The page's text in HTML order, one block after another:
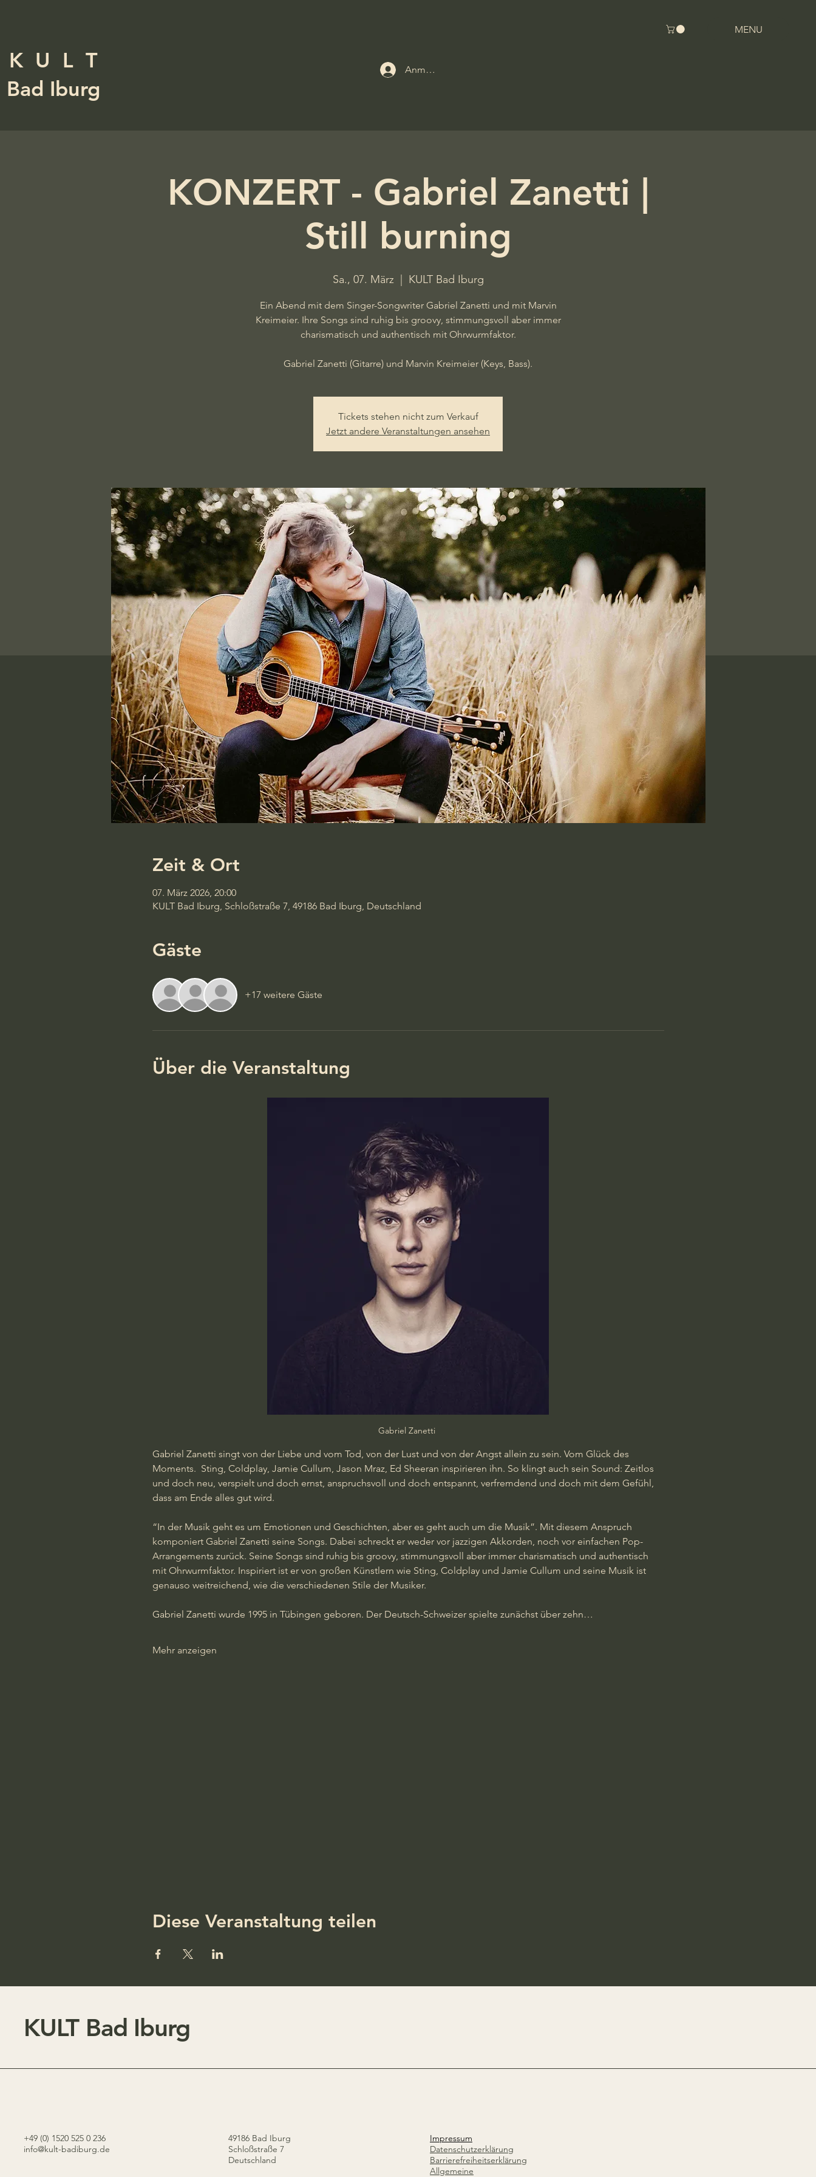
K U L T
Bad Iburg
MENU
Anmelden
KONZERT - Gabriel Zanetti |
Still burning
Sa., 07. März
  |
KULT Bad Iburg
Ein Abend mit dem Singer-Songwriter Gabriel Zanetti und mit Marvin
Kreimeier. Ihre Songs sind ruhig bis groovy, stimmungsvoll aber immer
charismatisch und authentisch mit Ohrwurmfaktor.
Gabriel Zanetti (Gitarre) und Marvin Kreimeier (Keys, Bass).
Tickets stehen nicht zum Verkauf
Jetzt andere Veranstaltungen ansehen
Zeit & Ort
07. März 2026, 20:00
KULT Bad Iburg, Schloßstraße 7, 49186 Bad Iburg, Deutschland
Gäste
+17 weitere Gäste
Über die Veranstaltung
Gabriel Zanetti
Gabriel Zanetti singt von der Liebe und vom Tod, von der Lust und von der Angst allein zu sein. Vom Glück des
Moments.  Sting, Coldplay, Jamie Cullum, Jason Mraz, Ed Sheeran inspirieren ihn. So klingt auch sein Sound: Zeitlos
und doch neu, verspielt und doch ernst, anspruchsvoll und doch entspannt, verfremdend und doch mit dem Gefühl,
dass am Ende alles gut wird.
“In der Musik geht es um Emotionen und Geschichten, aber es geht auch um die Musik”. Mit diesem Anspruch
komponiert Gabriel Zanetti seine Songs. Dabei schreckt er weder vor jazzigen Akkorden, noch vor einfachen Pop-
Arrangements zurück. Seine Songs sind ruhig bis groovy, stimmungsvoll aber immer charismatisch und authentisch
mit Ohrwurmfaktor. Inspiriert ist er von großen Künstlern wie Sting, Coldplay und Jamie Cullum und seine Musik ist
genauso weitreichend, wie die verschiedenen Stile der Musiker.
Gabriel Zanetti wurde 1995 in Tübingen geboren. Der Deutsch-Schweizer spielte zunächst über zehn…
Mehr anzeigen
Diese Veranstaltung teilen
KULT Bad Iburg
+49 (0) 1520 525 0 236
info@kult-badiburg.de
49186 Bad Iburg
Schloßstraße 7
Deutschland
Impressum
Datenschutzerklärung
Barrierefreiheitserklärung
Allgemeine